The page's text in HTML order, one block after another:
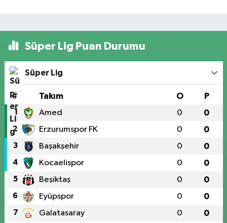
Süper Lig Puan Durumu
Süper Lig
# Takım O P
1 Amed 0 0
2 Erzurumspor FK 0 0
3 Başakşehir 0 0
4 Kocaelispor 0 0
5 Beşiktaş 0 0
6 Eyüpspor 0 0
7 Galatasaray 0 0